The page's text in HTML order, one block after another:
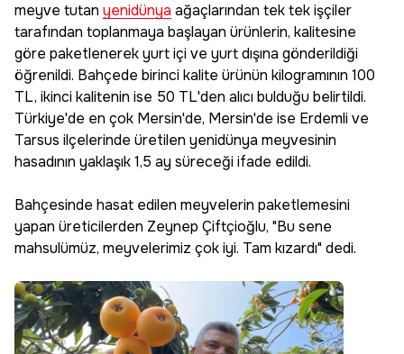
meyve tutan yenidünya ağaçlarından tek tek işçiler
tarafından toplanmaya başlayan ürünlerin, kalitesine
göre paketlenerek yurt içi ve yurt dışına gönderildiği
öğrenildi. Bahçede birinci kalite ürünün kilogramının 100
TL, ikinci kalitenin ise 50 TL'den alıcı bulduğu belirtildi.
Türkiye'de en çok Mersin'de, Mersin'de ise Erdemli ve
Tarsus ilçelerinde üretilen yenidünya meyvesinin
hasadının yaklaşık 1,5 ay süreceği ifade edildi.
Bahçesinde hasat edilen meyvelerin paketlemesini
yapan üreticilerden Zeynep Çiftçioğlu, "Bu sene
mahsulümüz, meyvelerimiz çok iyi. Tam kızardı" dedi.